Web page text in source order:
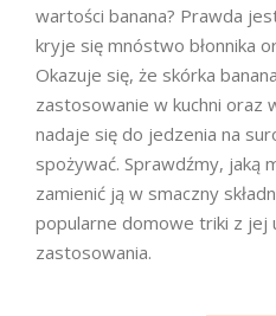
wartości banana? Prawda
kryje się mnóstwo błonnika
Okazuje się, że skórka
zastosowanie w kuchni oraz
nadaje się do jedzenia na
spożywać. Sprawdźmy, jaką
zamienić ją w smaczny
popularne domowe triki z jej
zastosowania.